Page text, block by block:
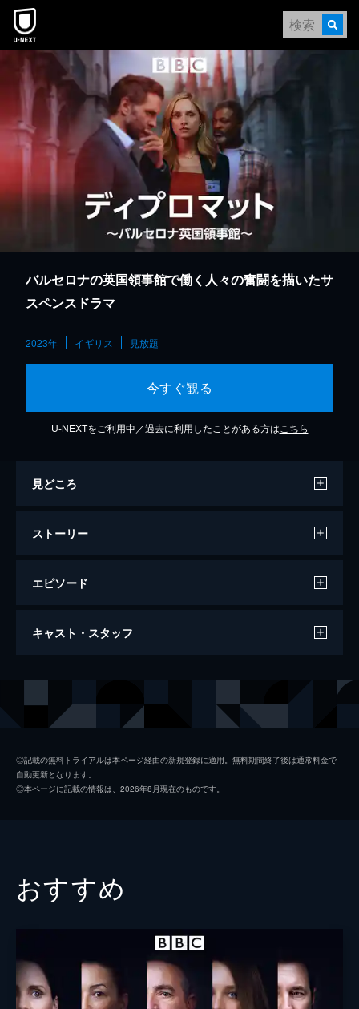
本文へスキップ
バルセロナの英国領事館で働く人々の奮闘を描いたサ
スペンスドラマ
2023年 イギリス 見放題
今すぐ観る
U-NEXTをご利用中／過去に利用したことがある方は こちら
見どころ
ストーリー
エピソード
第1話 バルセロナの英国人
っている英国人の対応に日々追われている。
がジェットスキーに乗って溺死し...。
第2話 真の被害者
英国人旅行者の男性が高級ヴィラで倒れてい
るのが見つかった。男性は一命を取り留める
第3話 火遊びの代償
旅行中の英国人女性が出会った現地の青年と
の申請のために領事館を訪れる。アルバに警
察への通報を勧められた女性は拒否するが、
情事の動画をポルノサイトに掲載され...。
45分
キャスト・スタッフ
スティーヴン・クリー
ジェニー・パッドン
脚本 ベン・リチャーズ
◎記載の無料トライアルは本ページ経由の新規登録に適用。無料期間終了後は通常料金で
自動更新となります。
◎本ページに記載の情報は、2026年8月現在のものです。
おすすめ